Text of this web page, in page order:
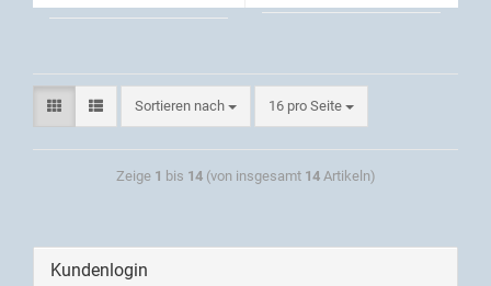
Sortieren nach 16 pro Seite
Zeige 1 bis 14(von insgesamt 14Artikeln)
Kundenlogin